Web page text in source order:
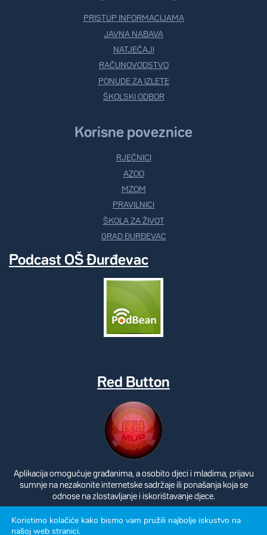
PRISTUP INFORMACIJAMA
JAVNA NABAVA
NATJEČAJI
RAČUNOVODSTVO
PONUDE ZA IZLETE
ŠKOLSKI ODBOR
Korisne poveznice
RJEČNICI
AZOO
MZOM
PRAVILNICI
ŠKOLA ZA ŽIVOT
GRAD ĐURĐEVAC
Podcast OŠ Đurđevac
Red Button
Aplikacija omogućuje građanima, a osobito djeci i mladima, prijavu
sumnje na nezakonite internetske sadržaje ili ponašanja koja se
odnose na zlostavljanje i iskorištavanje djece.
Koristimo kolačiće kako bismo vam pružili najbolje iskustvo na
našoj web stranici.